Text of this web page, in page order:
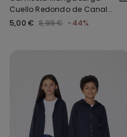
Cuello Redondo de Canalé
y Punto Sobrehilado Niña
5,00 € 8,99 € -44%